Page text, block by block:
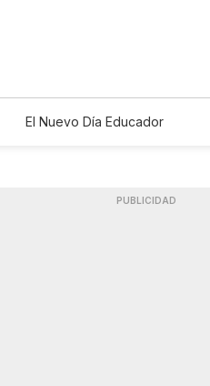
El Nuevo Día Educador
PUBLICIDAD